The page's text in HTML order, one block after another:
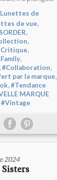
de
de vue,
,
,
,
,
,#Collaboration,
par la marque,
,#Tendance
MARQUE
#Vintage
2024